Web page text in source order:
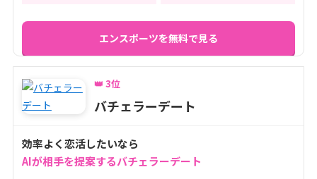
エンスポーツを無料で見る
👑 3位
バチェラーデート
効率よく恋活したいなら
AIが相手を提案するバチェラーデート